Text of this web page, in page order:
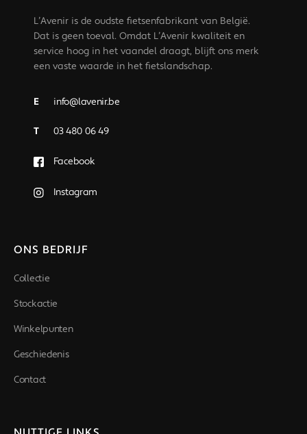
L’Avenir is de oudste fietsenfabrikant van België.
Dat is geen toeval. Omdat L’Avenir kwaliteit en
service hoog in het vaandel draagt, blijft ons merk
een vaste waarde in het fietslandschap.
E info@lavenir.be
T 03 480 06 49
Facebook
Instagram
ONS BEDRIJF
Collectie
Stockactie
Winkelpunten
Geschiedenis
Contact